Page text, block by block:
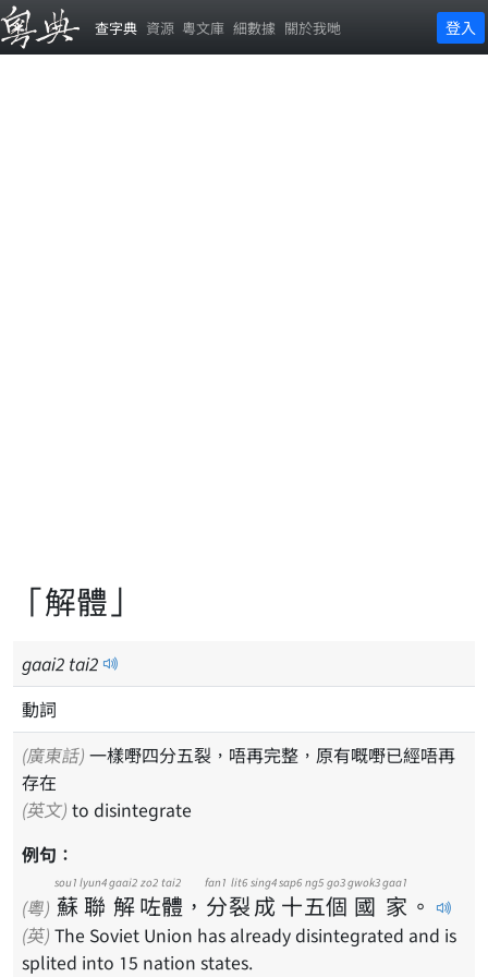
查字典 資源 粵文庫 細數據 關於我哋 登入
「解體」
gaai2 tai2
動詞
(廣東話)
存在
(英文) to disintegrate
例句：
(粵) 蘇
sou1
聯
lyun4
解
gaai2
咗
zo2
體
tai2
， 分
fan1
裂
lit6
成
sing4
十
sap6
五
ng5
個
go3
國
gwok3
家
gaa1
。
(英) The Soviet Union has already disintegrated and is
splited into 15 nation states.